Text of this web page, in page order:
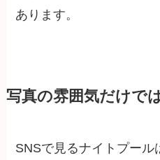
あります。
写真の雰囲気だけで
SNSで見るナイトプー